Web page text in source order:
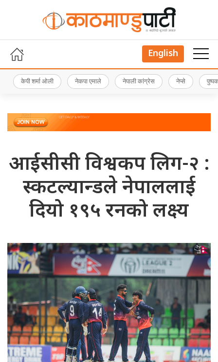
English
केपी शर्मा ओली नेकपा एमाले नेपाली कांग्रेस नेप्से
आईसीसी विश्वकप लिग-२ :
स्कटल्यान्डले नेपाललाई
दियो १९५ रनको लक्ष्य